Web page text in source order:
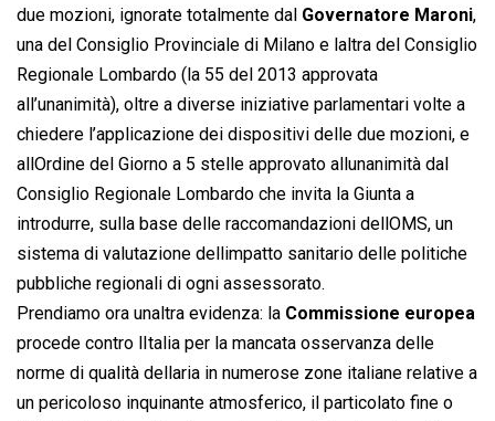
due mozioni, ignorate totalmente dal Governatore Maroni,
una del Consiglio Provinciale di Milano e laltra del Consiglio
Regionale Lombardo (la 55 del 2013 approvata
all’unanimità), oltre a diverse iniziative parlamentari volte a
chiedere l’applicazione dei dispositivi delle due mozioni, e
allOrdine del Giorno a 5 stelle approvato allunanimità dal
Consiglio Regionale Lombardo che invita la Giunta a
introdurre, sulla base delle raccomandazioni dellOMS, un
sistema di valutazione dellimpatto sanitario delle politiche
pubbliche regionali di ogni assessorato.
Prendiamo ora unaltra evidenza: la Commissione europea
procede contro lItalia per la mancata osservanza delle
norme di qualità dellaria in numerose zone italiane relative a
un pericoloso inquinante atmosferico, il particolato fine o